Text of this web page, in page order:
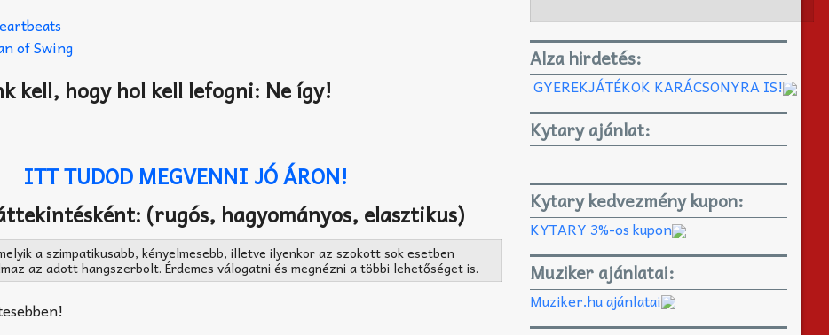
of Swing
kell, hogy hol kell lefogni: Ne így!
ITT TUDOD MEGVENNI JÓ ÁRON!
(rugós, hagyományos, elasztikus)
a szimpatikusabb, kényelmesebb, illetve ilyenkor az szokott sok esetben
az adott hangszerbolt. Érdemes válogatni és megnézni a többi lehetőséget is.
Alza hirdetés:
GYEREKJÁTÉKOK KARÁCSONYRA IS!
Kytary ajánlat:
Kytary kedvezmény kupon:
KYTARY 3%-os kupon
Muziker ajánlatai:
Muziker.hu ajánlatai